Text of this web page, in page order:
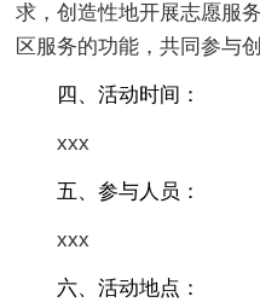
求，创造性地开展志愿服
区服务的功能，共同参与
四、活动时间：
xxx
五、参与人员：
xxx
六、活动地点：